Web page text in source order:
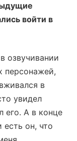
войти в
озвучивании
персонажей,
в
увидел
его. А в конце
есть он, что